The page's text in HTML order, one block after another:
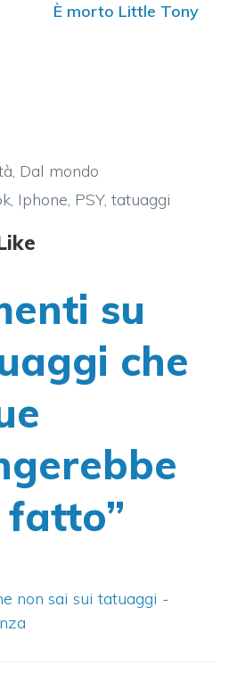
È morto Little Tony
, Dal mondo
, Iphone, PSY, tatuaggi
su
che
non sai sui tatuaggi -